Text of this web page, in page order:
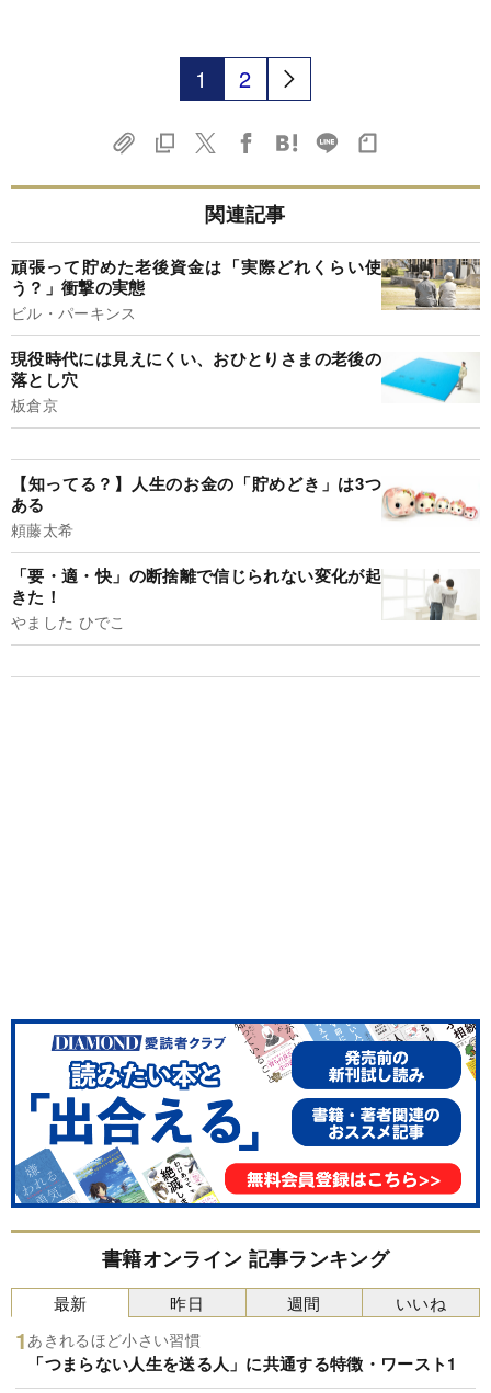
1 2
関連記事
頑張って貯めた老後資金は「実際どれくらい使
う？」衝撃の実態
ビル・パーキンス
現役時代には見えにくい、おひとりさまの老後の
落とし穴
板倉京
【知ってる？】人生のお金の「貯めどき」は3つ
ある
頼藤太希
「要・適・快」の断捨離で信じられない変化が起
きた！
やました ひでこ
書籍オンライン 記事ランキング
最新
あきれるほど小さい習慣
「つまらない人生を送る人」に共通する特徴・ワースト1
昨日 週間 いいね